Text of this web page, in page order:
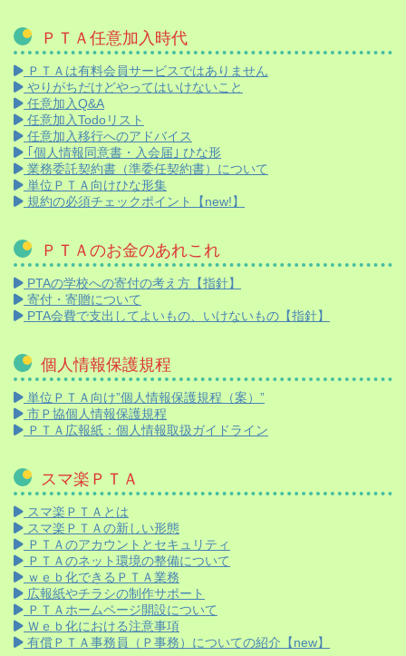
ＰＴＡ任意加入時代
ＰＴＡは有料会員サービスではありません
やりがちだけどやってはいけないこと
任意加入Q&A
任意加入Todoリスト
任意加入移行へのアドバイス
｢個人情報同意書・入会届｣ ひな形
業務委託契約書（準委任契約書）について
単位ＰＴＡ向けひな形集
規約の必須チェックポイント【new!】
ＰＴＡのお金のあれこれ
PTAの学校への寄付の考え方【指針】
寄付・寄贈について
PTA会費で支出してよいもの、いけないもの【指針】
個人情報保護規程
単位ＰＴＡ向け”個人情報保護規程（案）”
市Ｐ協個人情報保護規程
ＰＴＡ広報紙：個人情報取扱ガイドライン
スマ楽ＰＴＡ
スマ楽ＰＴＡとは
スマ楽ＰＴＡの新しい形態
ＰＴＡのアカウントとセキュリティ
ＰＴＡのネット環境の整備について
ｗｅｂ化できるＰＴＡ業務
広報紙やチラシの制作サポート
ＰＴＡホームページ開設について
Ｗｅｂ化における注意事項
有償ＰＴＡ事務員（Ｐ事務）についての紹介【new】